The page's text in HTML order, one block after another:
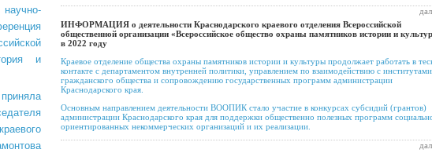
научно-
и
ИНФОРМАЦИЯ о деятельности Краснодарского краевого отделения Всероссийской
общественной организации «Всероссийское общество охраны памятников истории и
в 2022 году
Краевое отделение общества охраны памятников истории и культуры продолжает работать в
контакте с департаментом внутренней политики, управлением по взаимодействию с институтами
гражданского общества и сопровождению государственных программ администрации
Краснодарского края.
Основным направлением деятельности ВООПИК стало участие в конкурсах субсидий (грантов)
администрации Краснодарского края для поддержки общественно полезных программ
ориентированных некоммерческих организаций и их реализации.